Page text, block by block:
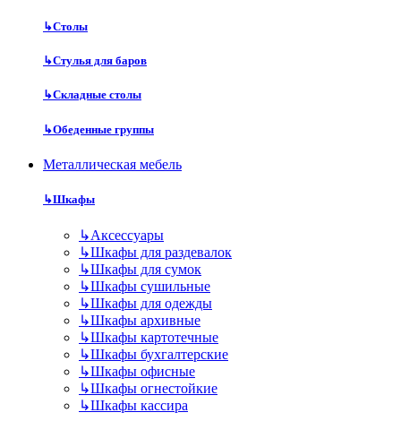
↳Столы
↳Стулья для баров
↳Складные столы
↳Обеденные группы
Металлическая мебель
↳Шкафы
↳Аксессуары
↳Шкафы для раздевалок
↳Шкафы для сумок
↳Шкафы сушильные
↳Шкафы для одежды
↳Шкафы архивные
↳Шкафы картотечные
↳Шкафы бухгалтерские
↳Шкафы офисные
↳Шкафы огнестойкие
↳Шкафы кассира